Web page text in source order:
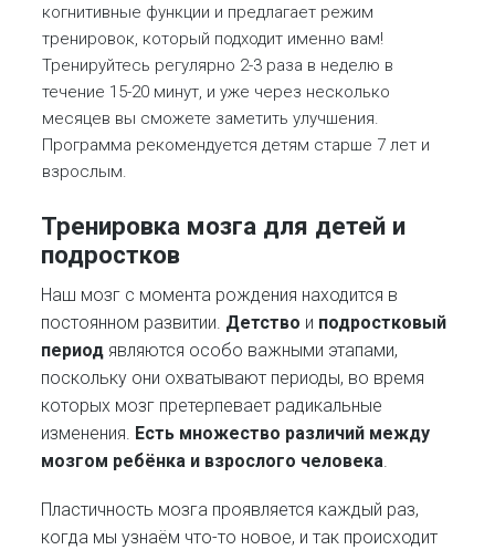
когнитивные функции и предлагает режим
тренировок, который подходит именно вам!
Тренируйтесь регулярно 2-3 раза в неделю в
течение 15-20 минут, и уже через несколько
месяцев вы сможете заметить улучшения.
Программа рекомендуется детям старше 7 лет и
взрослым.
Тренировка мозга для детей и
подростков
Наш мозг с момента рождения находится в
постоянном развитии. Детство и подростковый
период являются особо важными этапами,
поскольку они охватывают периоды, во время
которых мозг претерпевает радикальные
изменения. Есть множество различий между
мозгом ребёнка и взрослого человека.
Пластичность мозга проявляется каждый раз,
когда мы узнаём что-то новое, и так происходит